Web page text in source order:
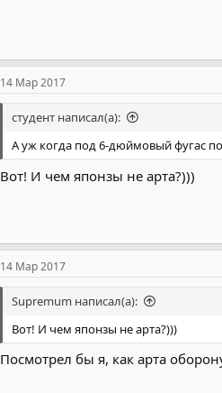
14 Мар 2017
студент написал(а):
А уж когда под 6-дюймовый фугас
Вот! И чем японзы не арта?)))
14 Мар 2017
Supremum написал(а):
Вот! И чем японзы не арта?)))
Посмотрел бы я, как арта